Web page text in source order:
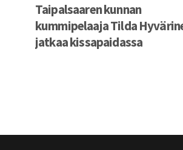
Taipalsaaren kunnan
kummipelaaja Tilda
jatkaa kissapaidassa